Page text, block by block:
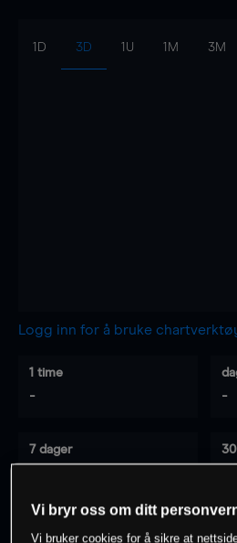
1D 3D 1U 1M 3M
Logg inn for å bruke
1 time
- -
7 dager
Vi bryr oss om ditt
Vi bruker cookies for å sikre at